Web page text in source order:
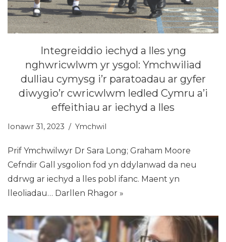
Integreiddio iechyd a lles yng
nghwricwlwm yr ysgol: Ymchwiliad
dulliau cymysg i’r paratoadau ar gyfer
diwygio’r cwricwlwm ledled Cymru a’i
effeithiau ar iechyd a lles
Ionawr 31, 2023 Ymchwil
Prif Ymchwilwyr Dr Sara Long; Graham Moore
Cefndir Gall ysgolion fod yn ddylanwad da neu
ddrwg ar iechyd a lles pobl ifanc. Maent yn
lleoliadau… Darllen Rhagor »